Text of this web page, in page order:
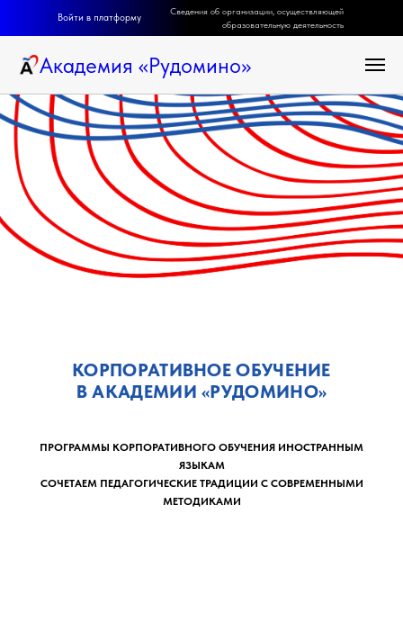
Войти в платформу
Сведения об организации, осуществляющей
образовательную деятельность
Академия «Рудомино»
КОРПОРАТИВНОЕ ОБУЧЕНИЕ
В АКАДЕМИИ «РУДОМИНО»
ПРОГРАММЫ КОРПОРАТИВНОГО ОБУЧЕНИЯ ИНОСТРАННЫМ
ЯЗЫКАМ
СОЧЕТАЕМ ПЕДАГОГИЧЕСКИЕ ТРАДИЦИИ С СОВРЕМЕННЫМИ
МЕТОДИКАМИ